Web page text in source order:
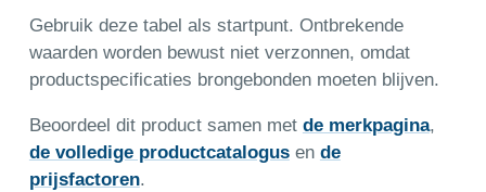
Gebruik deze tabel als startpunt. Ontbrekende
waarden worden bewust niet verzonnen, omdat
productspecificaties brongebonden moeten blijven.
Beoordeel dit product samen met de merkpagina,
de volledige productcatalogusen de
prijsfactoren.